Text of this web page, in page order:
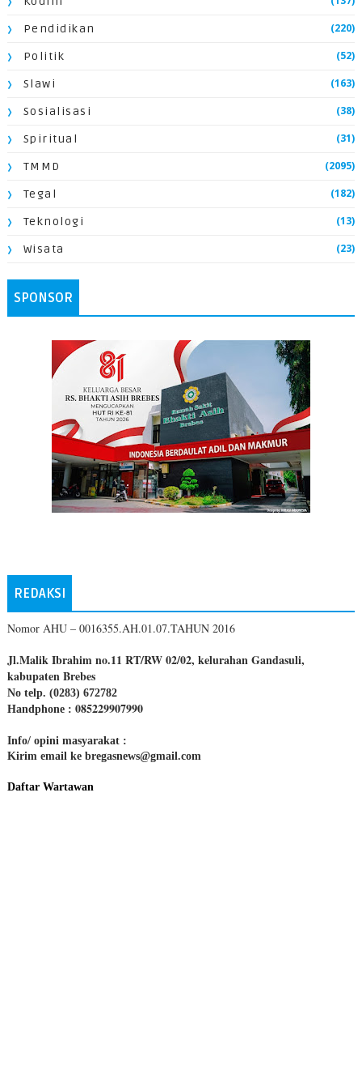
Pendidikan (220)
Politik (52)
Slawi (163)
Sosialisasi (38)
Spiritual (31)
TMMD (2095)
Tegal (182)
Teknologi (13)
Wisata (23)
SPONSOR
REDAKSI
Nomor AHU – 0016355.AH.01.07.TAHUN 2016
Jl.Malik Ibrahim no.11 RT/RW 02/02, kelurahan Gandasuli,
kabupaten Brebes
No telp. (0283) 672782
Handphone : 085229907990
Info/ opini masyarakat :
Kirim email ke bregasnews@gmail.com
Daftar Wartawan